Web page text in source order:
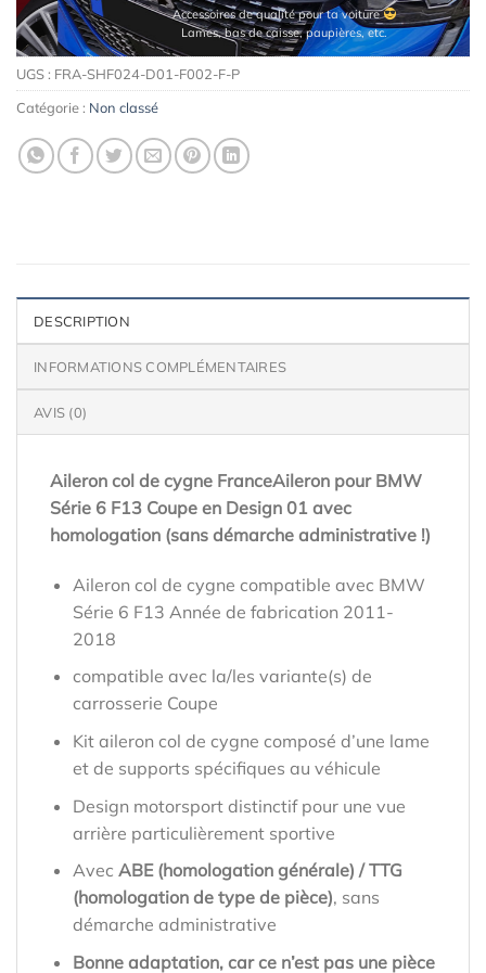
Accessoires de qualité pour ta voiture
Lames, bas de caisse, paupières, etc.
UGS : FRA-SHF024-D01-F002-F-P
Catégorie : Non classé
DESCRIPTION
INFORMATIONS COMPLÉMENTAIRES
AVIS (0)
Aileron col de cygne FranceAileron pour BMW
Série 6 F13 Coupe en Design 01 avec
homologation (sans démarche administrative !)
Aileron col de cygne compatible avec BMW
Série 6 F13 Année de fabrication 2011-
2018
compatible avec la/les variante(s) de
carrosserie Coupe
Kit aileron col de cygne composé d’une lame
et de supports spécifiques au véhicule
Design motorsport distinctif pour une vue
arrière particulièrement sportive
Avec ABE (homologation générale) / TTG
(homologation de type de pièce), sans
démarche administrative
Bonne adaptation, car ce n’est pas une pièce